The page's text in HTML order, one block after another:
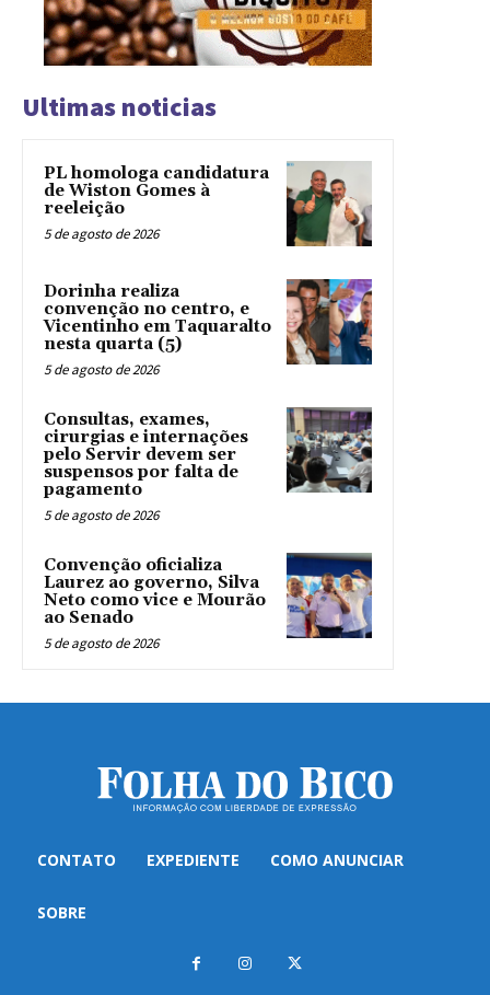
Ultimas noticias
PL homologa candidatura
de Wiston Gomes à
reeleição
5 de agosto de 2026
Dorinha realiza
convenção no centro, e
Vicentinho em Taquaralto
nesta quarta (5)
5 de agosto de 2026
Consultas, exames,
cirurgias e internações
pelo Servir devem ser
suspensos por falta de
pagamento
5 de agosto de 2026
Convenção oficializa
Laurez ao governo, Silva
Neto como vice e Mourão
ao Senado
5 de agosto de 2026
CONTATO EXPEDIENTE COMO ANUNCIAR
SOBRE